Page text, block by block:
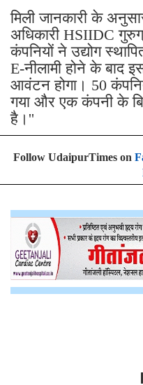
मिली जानकारी के
अधिकारी HSIIDC
कंपनियों ने उद्योग
E-नीलामी होने के बाद
आवंटन होगा। 50
गया और एक कंपनी के
है।''
Follow UdaipurTimes on